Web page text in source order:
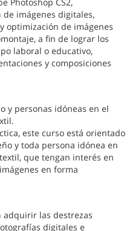
imágenes digitales,
optimización de imágenes
a fin de lograr los
laboral o educativo,
y composiciones
y personas idóneas en el
este curso está orientado
y toda persona idónea en
que tengan interés en
en forma
adquirir las destrezas
digitales e